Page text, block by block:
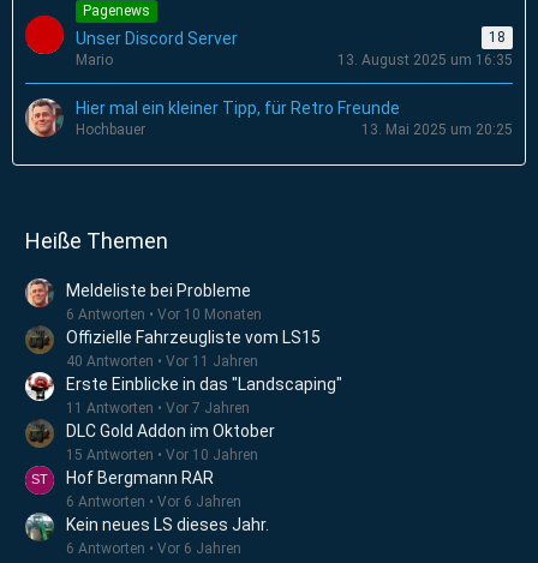
Pagenews
Unser Discord Server
18
Mario
13. August 2025 um 16:35
Hier mal ein kleiner Tipp, für Retro Freunde
Hochbauer 13. Mai 2025 um 20:25
Heiße Themen
Meldeliste bei Probleme
6 Antworten Vor 10 Monaten
Offizielle Fahrzeugliste vom LS15
40 Antworten Vor 11 Jahren
Erste Einblicke in das "Landscaping"
11 Antworten Vor 7 Jahren
DLC Gold Addon im Oktober
15 Antworten Vor 10 Jahren
Hof Bergmann RAR
6 Antworten Vor 6 Jahren
Kein neues LS dieses Jahr.
6 Antworten Vor 6 Jahren